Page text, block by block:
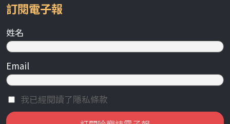
訂閱電子報
姓名
Email
我已經閱讀了隱私條款